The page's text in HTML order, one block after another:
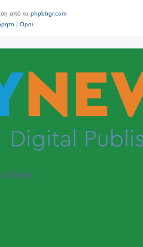
από το phpbbgr.com
|Όροι
Online